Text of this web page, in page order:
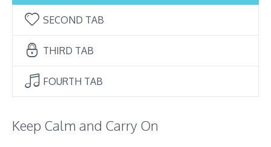
SECOND TAB
THIRD TAB
FOURTH TAB
Keep Calm and Carry On